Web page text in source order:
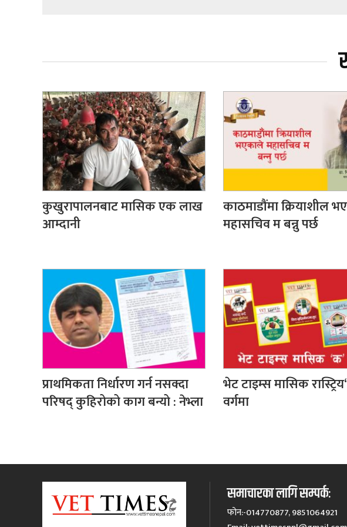
कुखुरापालनबाट मासिक एक लाख
आम्दानी
काठमाडौंमा क्रियाशील
महासचिव म बन्नु पर्छ
प्राथमिकता निर्धारण गर्न नसक्दा
परिषद् कुहिरोको काग बन्यो : नेभ्ला
भेट टाइम्स मासिक
वर्गमा
समाचारका लागि सम्पर्कः
फोन:-014770877, 9851064921